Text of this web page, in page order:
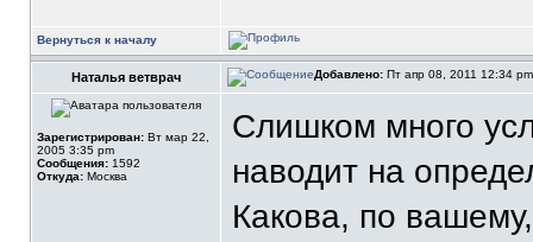
Вернуться к началу
Наталья ветврач Добавлено: Пт апр 08, 2011 12:34
Зарегистрирован: Вт мар 22,
2005 3:35 pm
Сообщения: 1592
Откуда: Москва
Слишком много
наводит на
Какова, по